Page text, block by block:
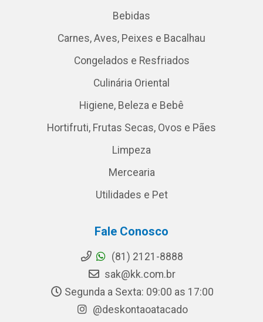
Bebidas
Carnes, Aves, Peixes e Bacalhau
Congelados e Resfriados
Culinária Oriental
Higiene, Beleza e Bebê
Hortifruti, Frutas Secas, Ovos e Pães
Limpeza
Mercearia
Utilidades e Pet
Fale Conosco
(81) 2121-8888
sak@kk.com.br
Segunda a Sexta: 09:00 as 17:00
@deskontaoatacado